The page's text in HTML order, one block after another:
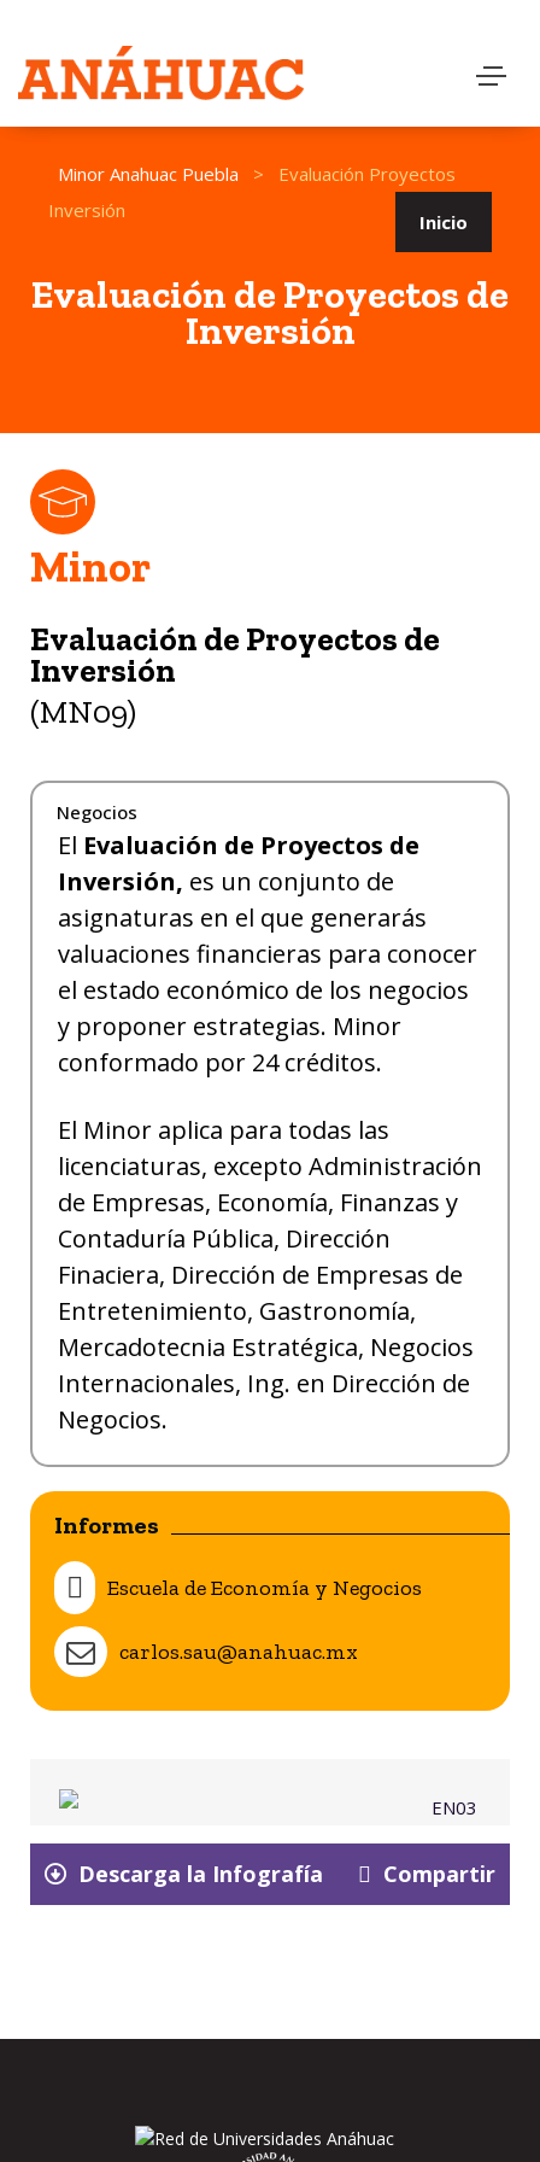
Minor Anahuac Puebla >
Evaluación Proyectos
Inversión
Inicio
Evaluación de Proyectos de
Inversión
Minor
Evaluación de Proyectos de
Inversión
(MN09)
Negocios
El Evaluación de Proyectos de
Inversión, es un conjunto de
asignaturas en el que generarás
valuaciones financieras para conocer
el estado económico de los negocios
y proponer estrategias. Minor
conformado por 24 créditos.
El Minor aplica para todas las
licenciaturas, excepto Administración
de Empresas, Economía, Finanzas y
Contaduría Pública, Dirección
Finaciera, Dirección de Empresas de
Entretenimiento, Gastronomía,
Mercadotecnia Estratégica, Negocios
Internacionales, Ing. en Dirección de
Negocios.
Informes
Escuela de Economía y Negocios
carlos.sau@anahuac.mx
Descarga la Infografía Compartir